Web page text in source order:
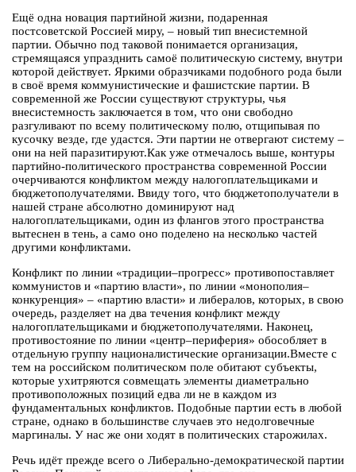
Ещё одна новация партийной жизни, подаренная
постсоветской Россией миру, – новый тип внесистемной
партии. Обычно под таковой понимается организация,
стремящаяся упразднить самоё политическую систему, внутри
которой действует. Яркими образчиками подобного рода были
в своё время коммунистические и фашистские партии. В
современной же России существуют структуры, чья
внесистемность заключается в том, что они свободно
разгуливают по всему политическому полю, отщипывая по
кусочку везде, где удастся. Эти партии не отвергают систему –
они на ней паразитируют.Как уже отмечалось выше, контуры
партийно-политического пространства современной России
очерчиваются конфликтом между налогоплательщиками и
бюджетополучателями. Ввиду того, что бюджетополучатели в
нашей стране абсолютно доминируют над
налогоплательщиками, один из флангов этого пространства
вытеснен в тень, а само оно поделено на несколько частей
другими конфликтами.
Конфликт по линии «традиции–прогресс» противопоставляет
коммунистов и «партию власти», по линии «монополия–
конкуренция» – «партию власти» и либералов, которых, в свою
очередь, разделяет на два течения конфликт между
налогоплательщиками и бюджетополучателями. Наконец,
противостояние по линии «центр–периферия» обособляет в
отдельную группу националистические организации.Вместе с
тем на российском политическом поле обитают субъекты,
которые ухитряются совмещать элементы диаметрально
противоположных позиций едва ли не в каждом из
фундаментальных конфликтов. Подобные партии есть в любой
стране, однако в большинстве случаев это недолговечные
маргиналы. У нас же они ходят в политических старожилах.
Речь идёт прежде всего о Либерально-демократической партии